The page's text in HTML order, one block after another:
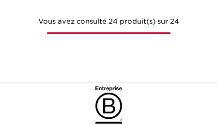
Vous avez consulté 24 produit(s) sur 24